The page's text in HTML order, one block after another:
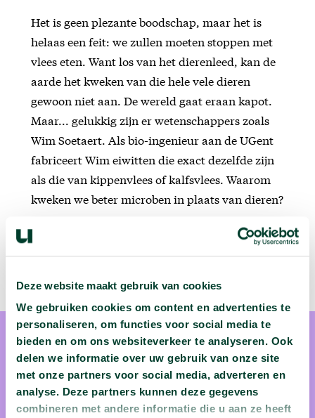
Deze website maakt gebruik van cookies
We gebruiken cookies om content en advertenties te
personaliseren, om functies voor social media te
bieden en om ons websiteverkeer te analyseren. Ook
delen we informatie over uw gebruik van onze site
met onze partners voor social media, adverteren en
analyse. Deze partners kunnen deze gegevens
combineren met andere informatie die u aan ze heeft
Het is geen plezante boodschap, maar het is
helaas een feit: we zullen moeten stoppen met
vlees eten. Want los van het dierenleed, kan de
aarde het kweken van die hele vele dieren
gewoon niet aan. De wereld gaat eraan kapot.
Maar... gelukkig zijn er wetenschappers zoals
Wim Soetaert. Als bio-ingenieur aan de UGent
fabriceert Wim eiwitten die exact dezelfde zijn
als die van kippenvlees of kalfsvlees. Waarom
kweken we beter microben in plaats van dieren?
prof. dr. ir. Wim Soetaert